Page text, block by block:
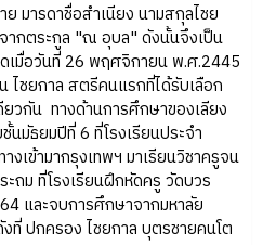
มารดาชื่อสำเนียง นามสกุลไชย
ากตระกูล "ณ อุบล" ดังนั้นจึงเป็น
ดเมื่อวันที่ 26 พฤศจิกายน พ.ศ.2445
ชยกาล สตรีคนแรกที่ได้รับเลือก
วกัน ทางด้านการศึกษาของเลียง
นมัธยมปีที่ 6 ที่โรงเรียนประจำ
งเข้ามากรุงเทพฯ มาเรียนวิชาครูจน
ถม ที่โรงเรียนฝึกหัดครู วัดบวร
และจบการศึกษาจากมหาลัย
ที่ ปกครอง ไชยกาล บุตรชายคนโต